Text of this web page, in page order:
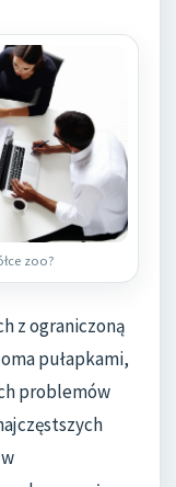
zoo?
z ograniczoną
pułapkami,
problemów